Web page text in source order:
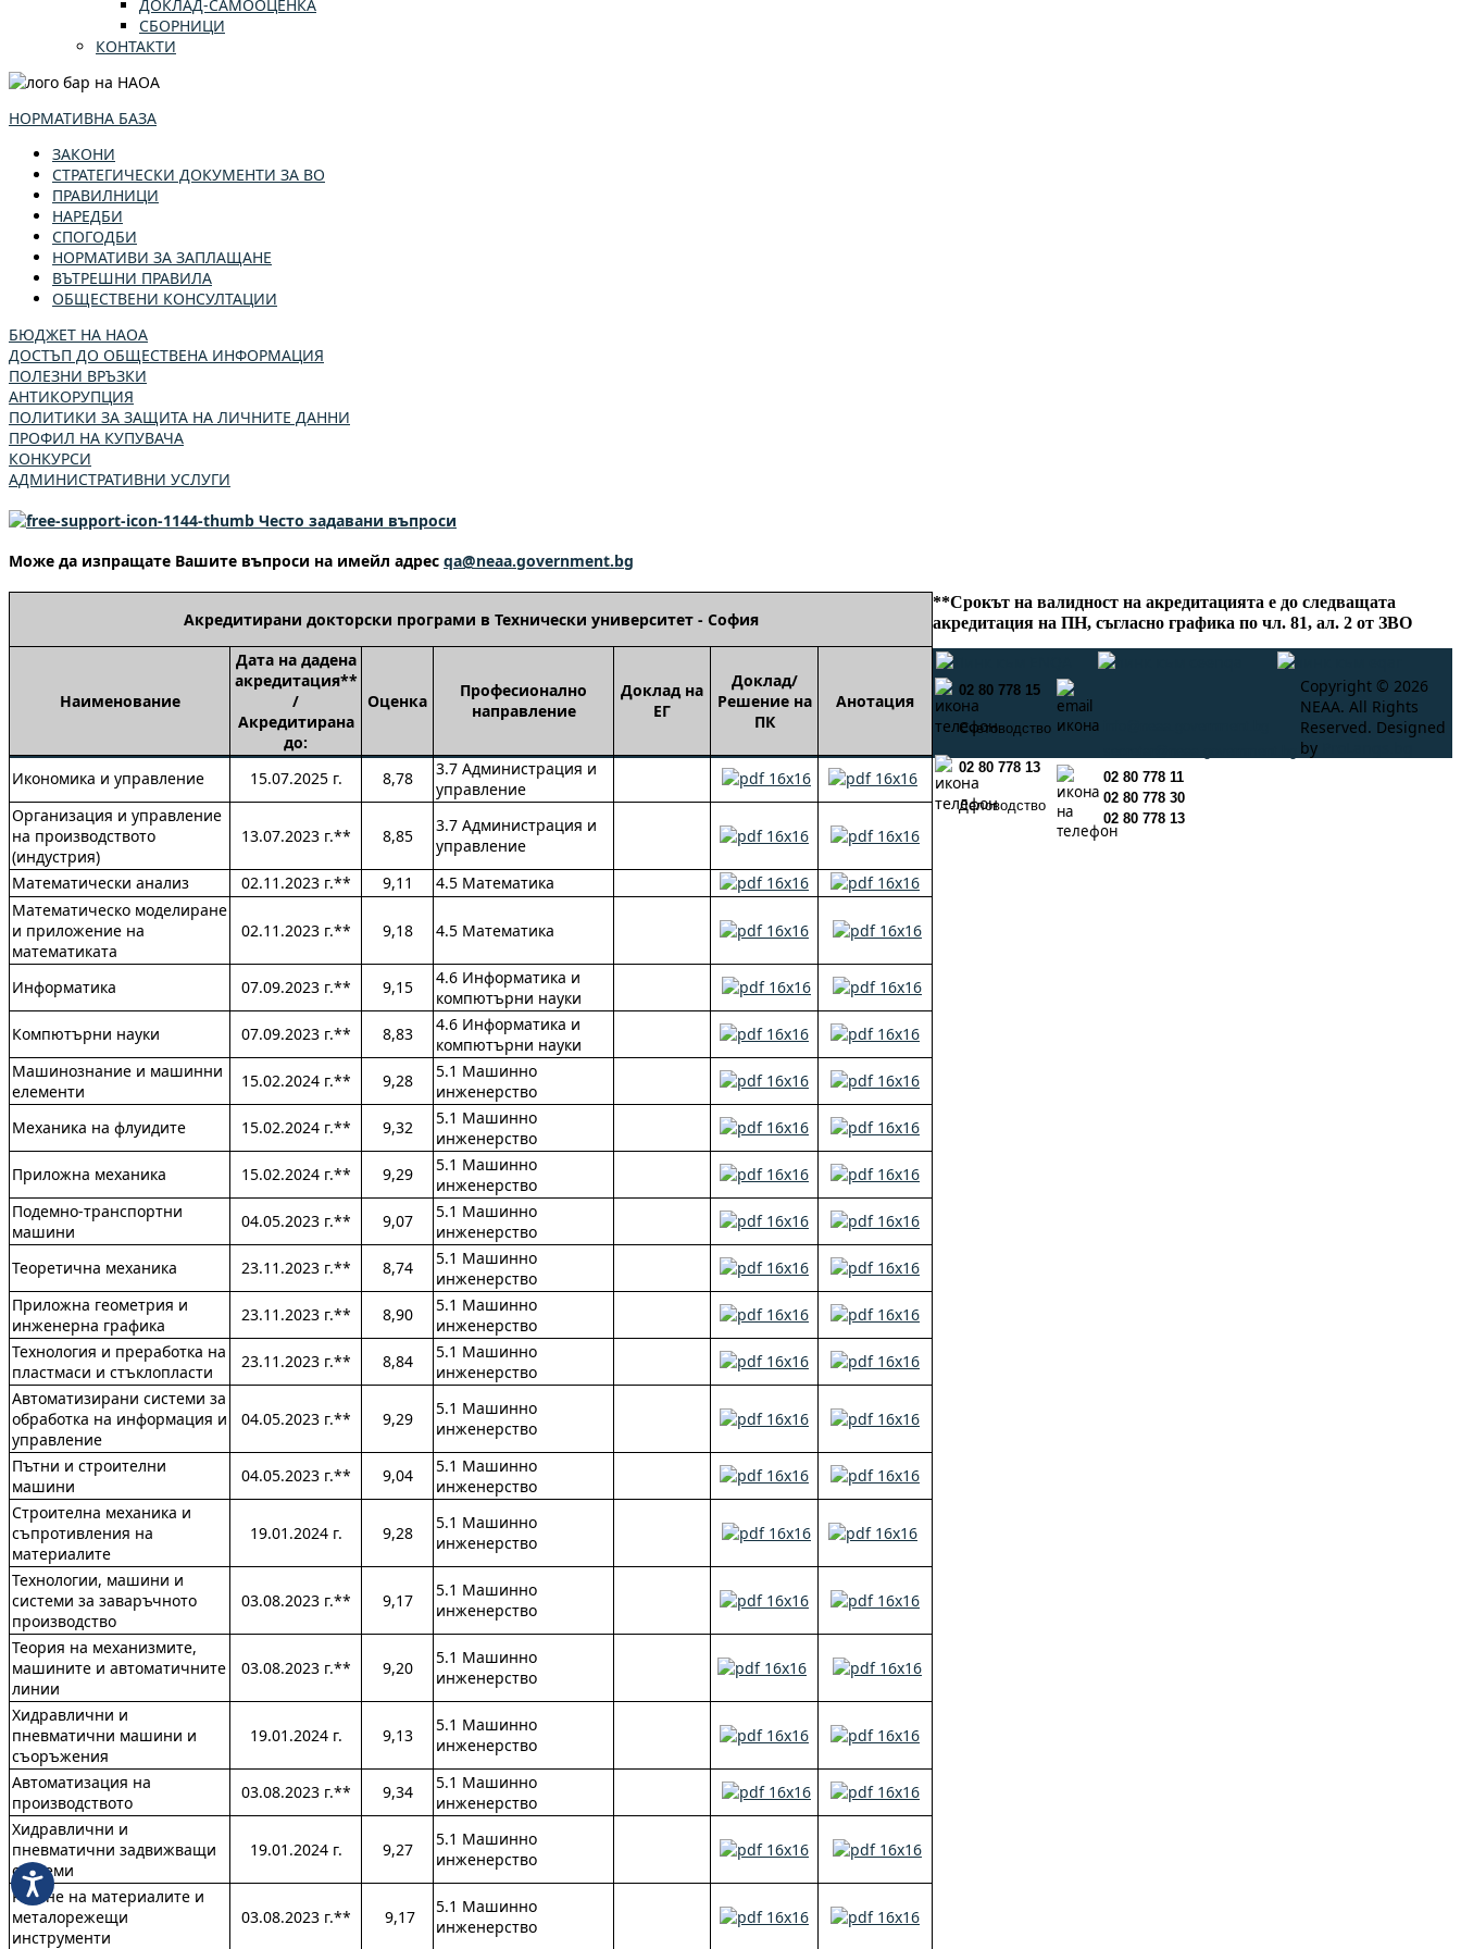
ДОКЛАД-САМООЦЕНКА
СБОРНИЦИ
КОНТАКТИ
НОРМАТИВНА БАЗА
ЗАКОНИ
СТРАТЕГИЧЕСКИ ДОКУМЕНТИ ЗА ВО
ПРАВИЛНИЦИ
НАРЕДБИ
СПОГОДБИ
НОРМАТИВИ ЗА ЗАПЛАЩАНЕ
ВЪТРЕШНИ ПРАВИЛА
ОБЩЕСТВЕНИ КОНСУЛТАЦИИ
БЮДЖЕТ НА НАОА
ДОСТЪП ДО ОБЩЕСТВЕНА ИНФОРМАЦИЯ
ПОЛЕЗНИ ВРЪЗКИ
АНТИКОРУПЦИЯ
ПОЛИТИКИ ЗА ЗАЩИТА НА ЛИЧНИТЕ ДАННИ
ПРОФИЛ НА КУПУВАЧА
КОНКУРСИ
АДМИНИСТРАТИВНИ УСЛУГИ
Често задавани въпроси
Може да изпращате Вашите въпроси на имейл адрес qa@neaa.government.bg
Акредитирани докторски програми в Технически университет - София
Наименование
Дата на дадена
акредитация**
/
Акредитирана
до:
Оценка
Професионално
направление
Доклад на
ЕГ
Доклад/
Решение на
ПК
Анотация
Икономика и управление 15.07.2025 г. 8,78
3.7 Администрация и
управление
Организация и управление
на производството
(индустрия)
13.07.2023 г.** 8,85
3.7 Администрация и
управление
Математически анализ
02.11.2023 г.** 9,11
4.5 Математика
Математическо моделиране
и приложение на
математиката
02.11.2023 г.** 9,18 4.5 Математика
Информатика 07.09.2023 г.** 9,15
4.6 Информатика и
компютърни науки
Компютърни науки
07.09.2023 г.** 8,83
4.6 Информатика и
компютърни науки
Машинознание и машинни
елементи
15.02.2024 г.** 9,28
5.1 Машинно
инженерство
Механика на флуидите
15.02.2024 г.** 9,32
5.1 Машинно
инженерство
Приложна механика
15.02.2024 г.** 9,29
5.1 Машинно
инженерство
Подемно-транспортни
машини
04.05.2023 г.** 9,07
5.1 Машинно
инженерство
Теоретична механика
23.11.2023 г.** 8,74
5.1 Машинно
инженерство
Приложна геометрия и
инженерна графика
23.11.2023 г.** 8,90
5.1 Машинно
инженерство
Технология и преработка на
пластмаси и стъклопласти
23.11.2023 г.** 8,84
5.1 Машинно
инженерство
Автоматизирани системи за
обработка на информация и
управление
04.05.2023 г.** 9,29
5.1 Машинно
инженерство
Пътни и строителни
машини
04.05.2023 г.** 9,04
5.1 Машинно
инженерство
Строителна механика и
съпротивления на
материалите
19.01.2024 г. 9,28
5.1 Машинно
инженерство
Технологии, машини и
системи за заваръчното
производство
03.08.2023 г.** 9,17
5.1 Машинно
инженерство
Теория на механизмите,
машините и автоматичните
линии
03.08.2023 г.** 9,20
5.1 Машинно
инженерство
Хидравлични и
пневматични машини и
съоръжения
19.01.2024 г. 9,13
5.1 Машинно
инженерство
Автоматизация на
производството
03.08.2023 г.** 9,34
5.1 Машинно
инженерство
Хидравлични и
пневматични задвижващи
системи
19.01.2024 г. 9,27
5.1 Машинно
инженерство
Рязане на материалите и
металорежещи
инструменти
03.08.2023 г.** 9,17
5.1 Машинно
инженерство
**Срокът на валидност на акредитацията е до следващата
акредитация на ПН, съгласно графика по чл. 81, ал. 2 от ЗВО
02 80 778 15
Счетоводство
02 80 778 13
Деловодство
02 80 778 11
02 80 778 30
02 80 778 13
Copyright © 2026
NEAA. All Rights
Reserved. Designed
by